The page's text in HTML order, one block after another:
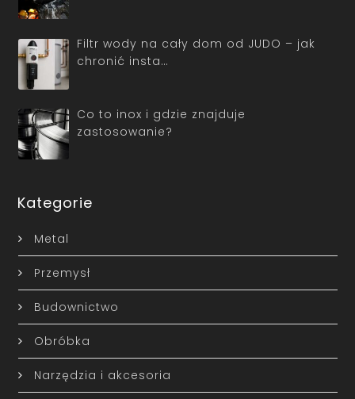
Filtr wody na cały dom od JUDO – jak
chronić insta…
Co to inox i gdzie znajduje
zastosowanie?
Kategorie
Metal
Przemysł
Budownictwo
Obróbka
Narzędzia i akcesoria